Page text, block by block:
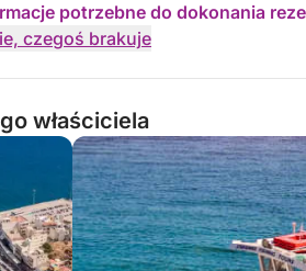
potrzebne do dokonania
czegoś brakuje
właściciela